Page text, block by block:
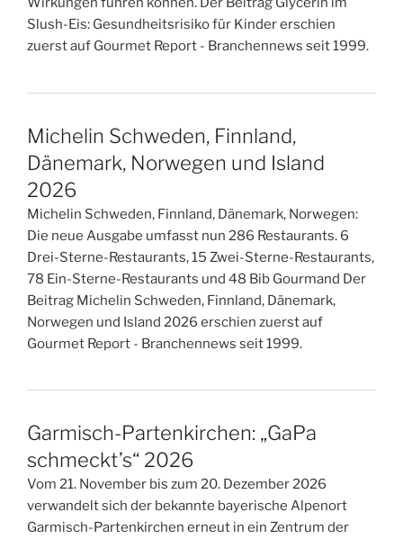
Slush-Eis: Gesundheitsrisiko für Kinder erschien
zuerst auf Gourmet Report - Branchennews seit 1999.
Michelin Schweden, Finnland,
Dänemark, Norwegen und Island
2026
Michelin Schweden, Finnland, Dänemark, Norwegen:
Die neue Ausgabe umfasst nun 286 Restaurants. 6
Drei-Sterne-Restaurants, 15 Zwei-Sterne-Restaurants,
78 Ein-Sterne-Restaurants und 48 Bib Gourmand Der
Beitrag Michelin Schweden, Finnland, Dänemark,
Norwegen und Island 2026 erschien zuerst auf
Gourmet Report - Branchennews seit 1999.
Garmisch-Partenkirchen: „GaPa
schmeckt’s“ 2026
Vom 21. November bis zum 20. Dezember 2026
verwandelt sich der bekannte bayerische Alpenort
Garmisch-Partenkirchen erneut in ein Zentrum der